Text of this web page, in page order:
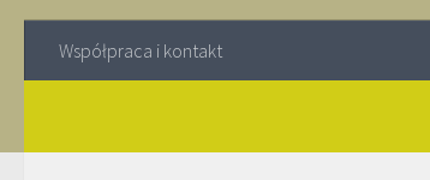
Współpraca i kontakt